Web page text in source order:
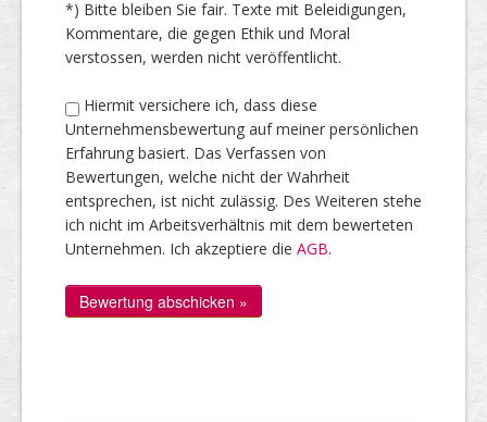
*) Bitte bleiben Sie fair. Texte mit Beleidigungen,
Kommentare, die gegen Ethik und Moral
verstossen, werden nicht veröffentlicht.
Hiermit versichere ich, dass diese
Unternehmensbewertung auf meiner persönlichen
Erfahrung basiert. Das Verfassen von
Bewertungen, welche nicht der Wahrheit
entsprechen, ist nicht zulässig. Des Weiteren stehe
ich nicht im Arbeitsverhältnis mit dem bewerteten
Unternehmen. Ich akzeptiere die AGB.